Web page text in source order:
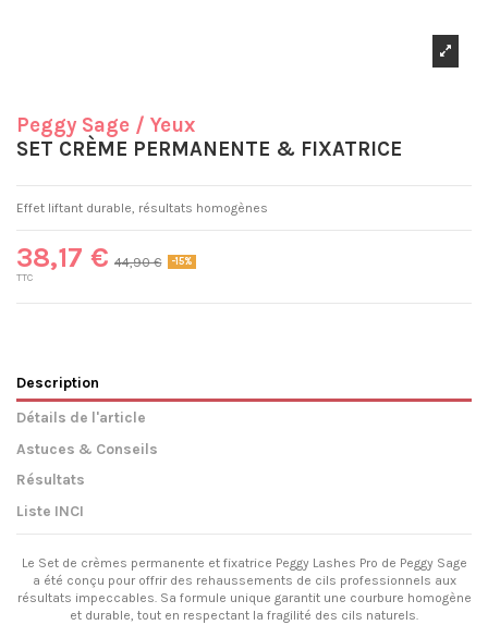
Peggy Sage / Yeux
SET CRÈME PERMANENTE & FIXATRICE
Effet liftant durable, résultats homogènes
38,17 € 44,90 € -15%
TTC
Description
Détails de l'article
Astuces & Conseils
Résultats
Liste INCI
Le Set de crèmes permanente et fixatrice Peggy Lashes Pro de Peggy Sage
a été conçu pour offrir des rehaussements de cils professionnels aux
résultats impeccables. Sa formule unique garantit une courbure homogène
et durable, tout en respectant la fragilité des cils naturels.